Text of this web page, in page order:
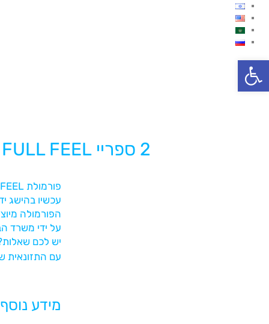
פתח סרגל נגישות
2 ספריי FULL FEEL במתנה!
עכשיו בהישג
הפורמולה
על ידי משרד
יש לכם
עם התזונאית
מידע נוסף